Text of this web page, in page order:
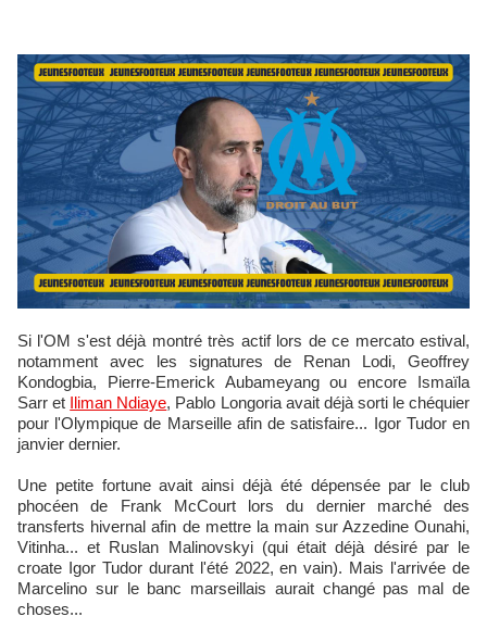
Si l'OM s'est déjà montré très actif lors de ce mercato estival,
notamment avec les signatures de Renan Lodi, Geoffrey
Kondogbia, Pierre-Emerick Aubameyang ou encore Ismaïla
Sarr et Iliman Ndiaye, Pablo Longoria avait déjà sorti le chéquier
pour l'Olympique de Marseille afin de satisfaire... Igor Tudor en
janvier dernier.
Une petite fortune avait ainsi déjà été dépensée par le club
phocéen de Frank McCourt lors du dernier marché des
transferts hivernal afin de mettre la main sur Azzedine Ounahi,
Vitinha... et Ruslan Malinovskyi (qui était déjà désiré par le
croate Igor Tudor durant l'été 2022, en vain). Mais l'arrivée de
Marcelino sur le banc marseillais aurait changé pas mal de
choses...